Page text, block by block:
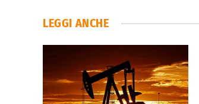
LEGGI ANCHE